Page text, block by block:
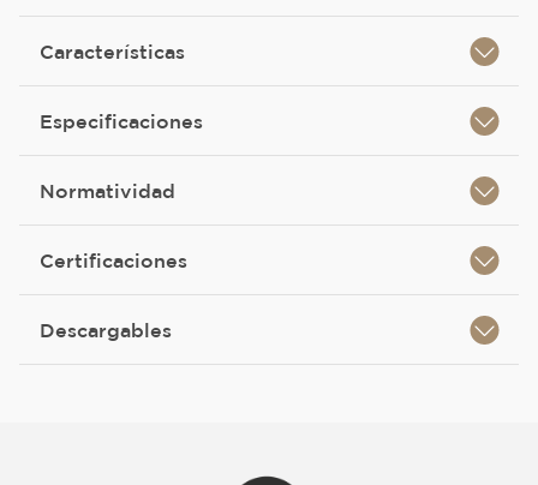
Características
Especificaciones
Normatividad
Certificaciones
Descargables